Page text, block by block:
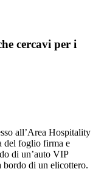
cercavi per i
all’Area Hospitality
del foglio firma e
di un’auto VIP
bordo di un elicottero.